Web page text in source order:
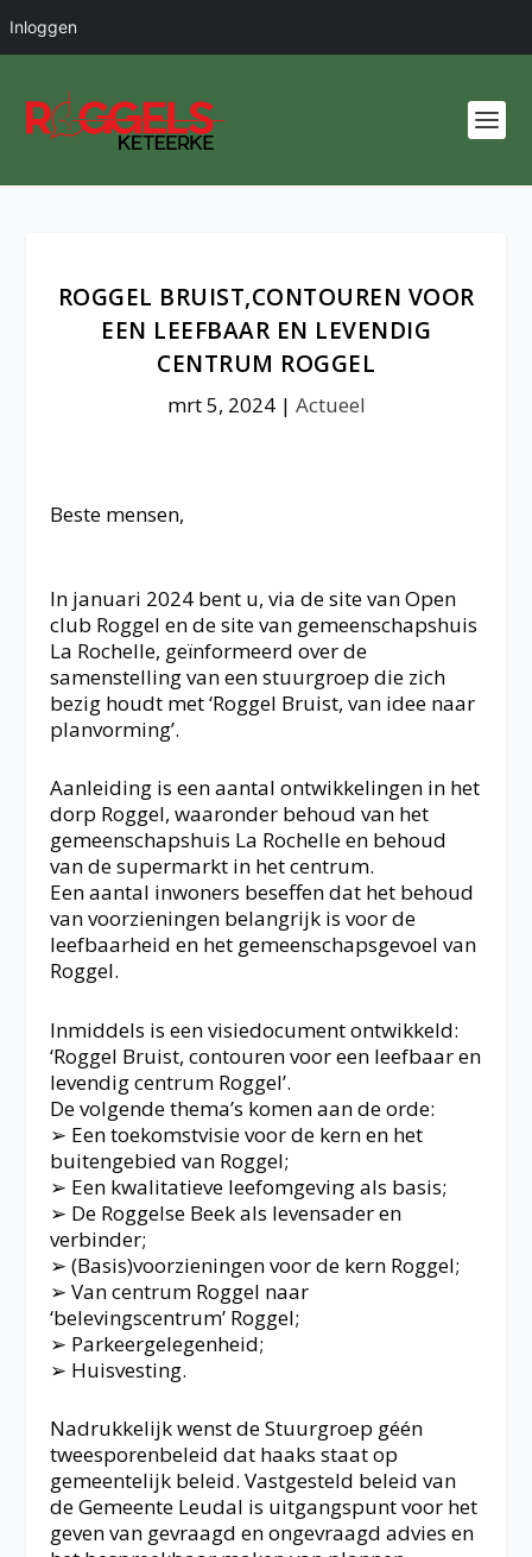
Inloggen
ROGGEL BRUIST,CONTOUREN VOOR
EEN LEEFBAAR EN LEVENDIG
CENTRUM ROGGEL
mrt 5, 2024| Actueel
Beste mensen,
In januari 2024 bent u, via de site van Open
club Roggel en de site van gemeenschapshuis
La Rochelle, geïnformeerd over de
samenstelling van een stuurgroep die zich
bezig houdt met ‘Roggel Bruist, van idee naar
planvorming’.
Aanleiding is een aantal ontwikkelingen in het
dorp Roggel, waaronder behoud van het
gemeenschapshuis La Rochelle en behoud
van de supermarkt in het centrum.
Een aantal inwoners beseffen dat het behoud
van voorzieningen belangrijk is voor de
leefbaarheid en het gemeenschapsgevoel van
Roggel.
Inmiddels is een visiedocument ontwikkeld:
‘Roggel Bruist, contouren voor een leefbaar en
levendig centrum Roggel’.
De volgende thema’s komen aan de orde:
➢ Een toekomstvisie voor de kern en het
buitengebied van Roggel;
➢ Een kwalitatieve leefomgeving als basis;
➢ De Roggelse Beek als levensader en
verbinder;
➢ (Basis)voorzieningen voor de kern Roggel;
➢ Van centrum Roggel naar
‘belevingscentrum’ Roggel;
➢ Parkeergelegenheid;
➢ Huisvesting.
Nadrukkelijk wenst de Stuurgroep géén
tweesporenbeleid dat haaks staat op
gemeentelijk beleid. Vastgesteld beleid van
de Gemeente Leudal is uitgangspunt voor het
geven van gevraagd en ongevraagd advies en